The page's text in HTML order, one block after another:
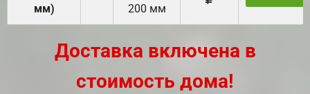
мм)
200 мм
Доставка включена в
стоимость дома!